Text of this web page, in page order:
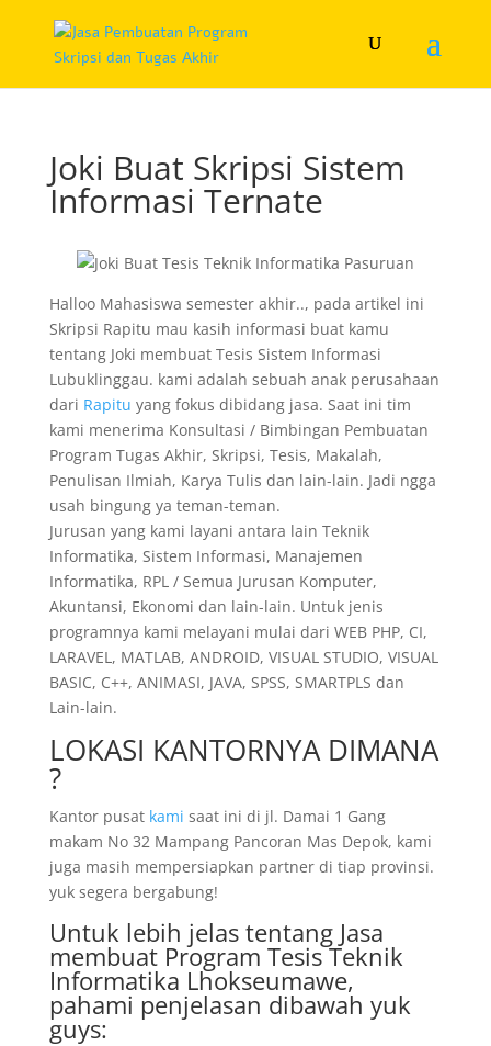
Joki Buat Skripsi Sistem
Informasi Ternate
Halloo Mahasiswa semester akhir.., pada artikel ini
Skripsi Rapitu mau kasih informasi buat kamu
tentang Joki membuat Tesis Sistem Informasi
Lubuklinggau. kami adalah sebuah anak perusahaan
dari Rapitu yang fokus dibidang jasa. Saat ini tim
kami menerima Konsultasi / Bimbingan Pembuatan
Program Tugas Akhir, Skripsi, Tesis, Makalah,
Penulisan Ilmiah, Karya Tulis dan lain-lain. Jadi ngga
usah bingung ya teman-teman.
Jurusan yang kami layani antara lain Teknik
Informatika, Sistem Informasi, Manajemen
Informatika, RPL / Semua Jurusan Komputer,
Akuntansi, Ekonomi dan lain-lain. Untuk jenis
programnya kami melayani mulai dari WEB PHP, CI,
LARAVEL, MATLAB, ANDROID, VISUAL STUDIO, VISUAL
BASIC, C++, ANIMASI, JAVA, SPSS, SMARTPLS dan
Lain-lain.
LOKASI KANTORNYA DIMANA
?
Kantor pusat kami saat ini di jl. Damai 1 Gang
makam No 32 Mampang Pancoran Mas Depok, kami
juga masih mempersiapkan partner di tiap provinsi.
yuk segera bergabung!
Untuk lebih jelas tentang Jasa
membuat Program Tesis Teknik
Informatika Lhokseumawe,
pahami penjelasan dibawah yuk
guys: